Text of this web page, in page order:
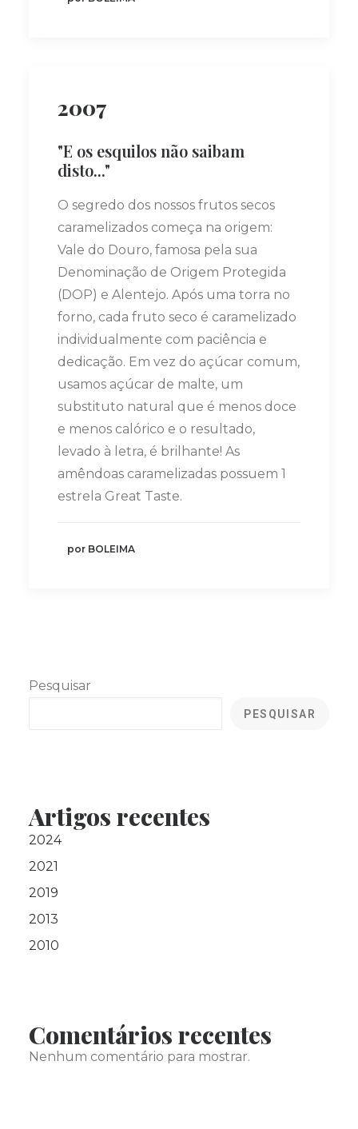
2007
"E os esquilos não saibam
disto..."
O segredo dos nossos frutos secos
caramelizados começa na origem:
Vale do Douro, famosa pela sua
Denominação de Origem Protegida
(DOP) e Alentejo. Após uma torra no
forno, cada fruto seco é caramelizado
individualmente com paciência e
dedicação. Em vez do açúcar comum,
usamos açúcar de malte, um
substituto natural que é menos doce
e menos calórico e o resultado,
levado à letra, é brilhante! As
amêndoas caramelizadas possuem 1
estrela Great Taste.
por BOLEIMA
Pesquisar
PESQUISAR
Artigos recentes
2024
2021
2019
2013
2010
Comentários recentes
Nenhum comentário para mostrar.